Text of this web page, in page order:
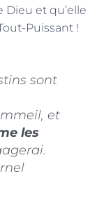
Dieu et qu’elle
Puissant !
sont
et
les